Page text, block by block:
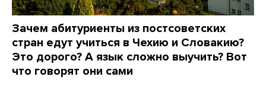
Зачем абитуриенты из постсоветских
стран едут учиться в Чехию и Словакию?
Это дорого? А язык сложно выучить? Вот
что говорят они сами